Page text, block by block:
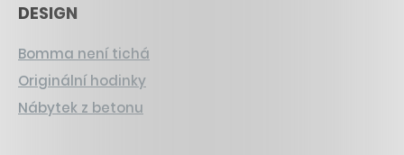
DESIGN
Bomma není tichá
Originální hodinky
Nábytek z betonu